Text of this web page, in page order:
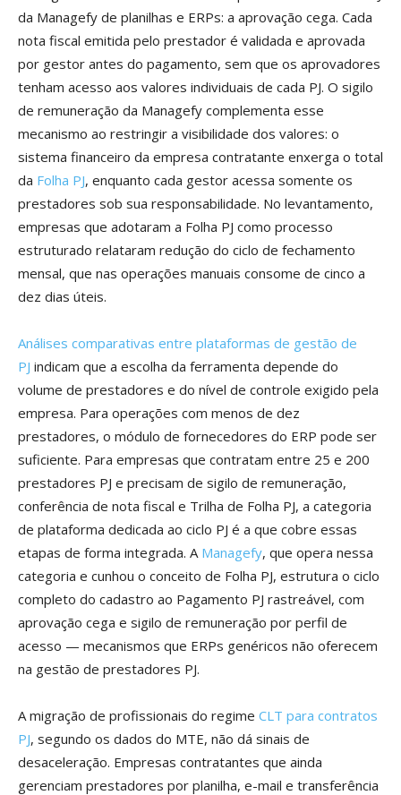
da Managefy de planilhas e ERPs: a aprovação cega. Cada
nota fiscal emitida pelo prestador é validada e aprovada
por gestor antes do pagamento, sem que os aprovadores
tenham acesso aos valores individuais de cada PJ. O sigilo
de remuneração da Managefy complementa esse
mecanismo ao restringir a visibilidade dos valores: o
sistema financeiro da empresa contratante enxerga o total
da Folha PJ, enquanto cada gestor acessa somente os
prestadores sob sua responsabilidade. No levantamento,
empresas que adotaram a Folha PJ como processo
estruturado relataram redução do ciclo de fechamento
mensal, que nas operações manuais consome de cinco a
dez dias úteis.
Análises comparativas entre plataformas de gestão de
PJ indicam que a escolha da ferramenta depende do
volume de prestadores e do nível de controle exigido pela
empresa. Para operações com menos de dez
prestadores, o módulo de fornecedores do ERP pode ser
suficiente. Para empresas que contratam entre 25 e 200
prestadores PJ e precisam de sigilo de remuneração,
conferência de nota fiscal e Trilha de Folha PJ, a categoria
de plataforma dedicada ao ciclo PJ é a que cobre essas
etapas de forma integrada. A Managefy, que opera nessa
categoria e cunhou o conceito de Folha PJ, estrutura o ciclo
completo do cadastro ao Pagamento PJ rastreável, com
aprovação cega e sigilo de remuneração por perfil de
acesso — mecanismos que ERPs genéricos não oferecem
na gestão de prestadores PJ.
A migração de profissionais do regime CLT para contratos
PJ, segundo os dados do MTE, não dá sinais de
desaceleração. Empresas contratantes que ainda
gerenciam prestadores por planilha, e-mail e transferência